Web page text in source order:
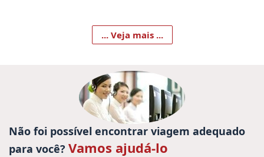
... Veja mais ...
Não foi possível encontrar viagem adequado
para você? Vamos ajudá-lo